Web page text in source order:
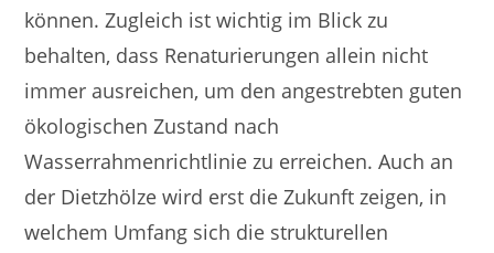
können. Zugleich ist wichtig im Blick zu
behalten, dass Renaturierungen allein nicht
immer ausreichen, um den angestrebten guten
ökologischen Zustand nach
Wasserrahmenrichtlinie zu erreichen. Auch an
der Dietzhölze wird erst die Zukunft zeigen, in
welchem Umfang sich die strukturellen